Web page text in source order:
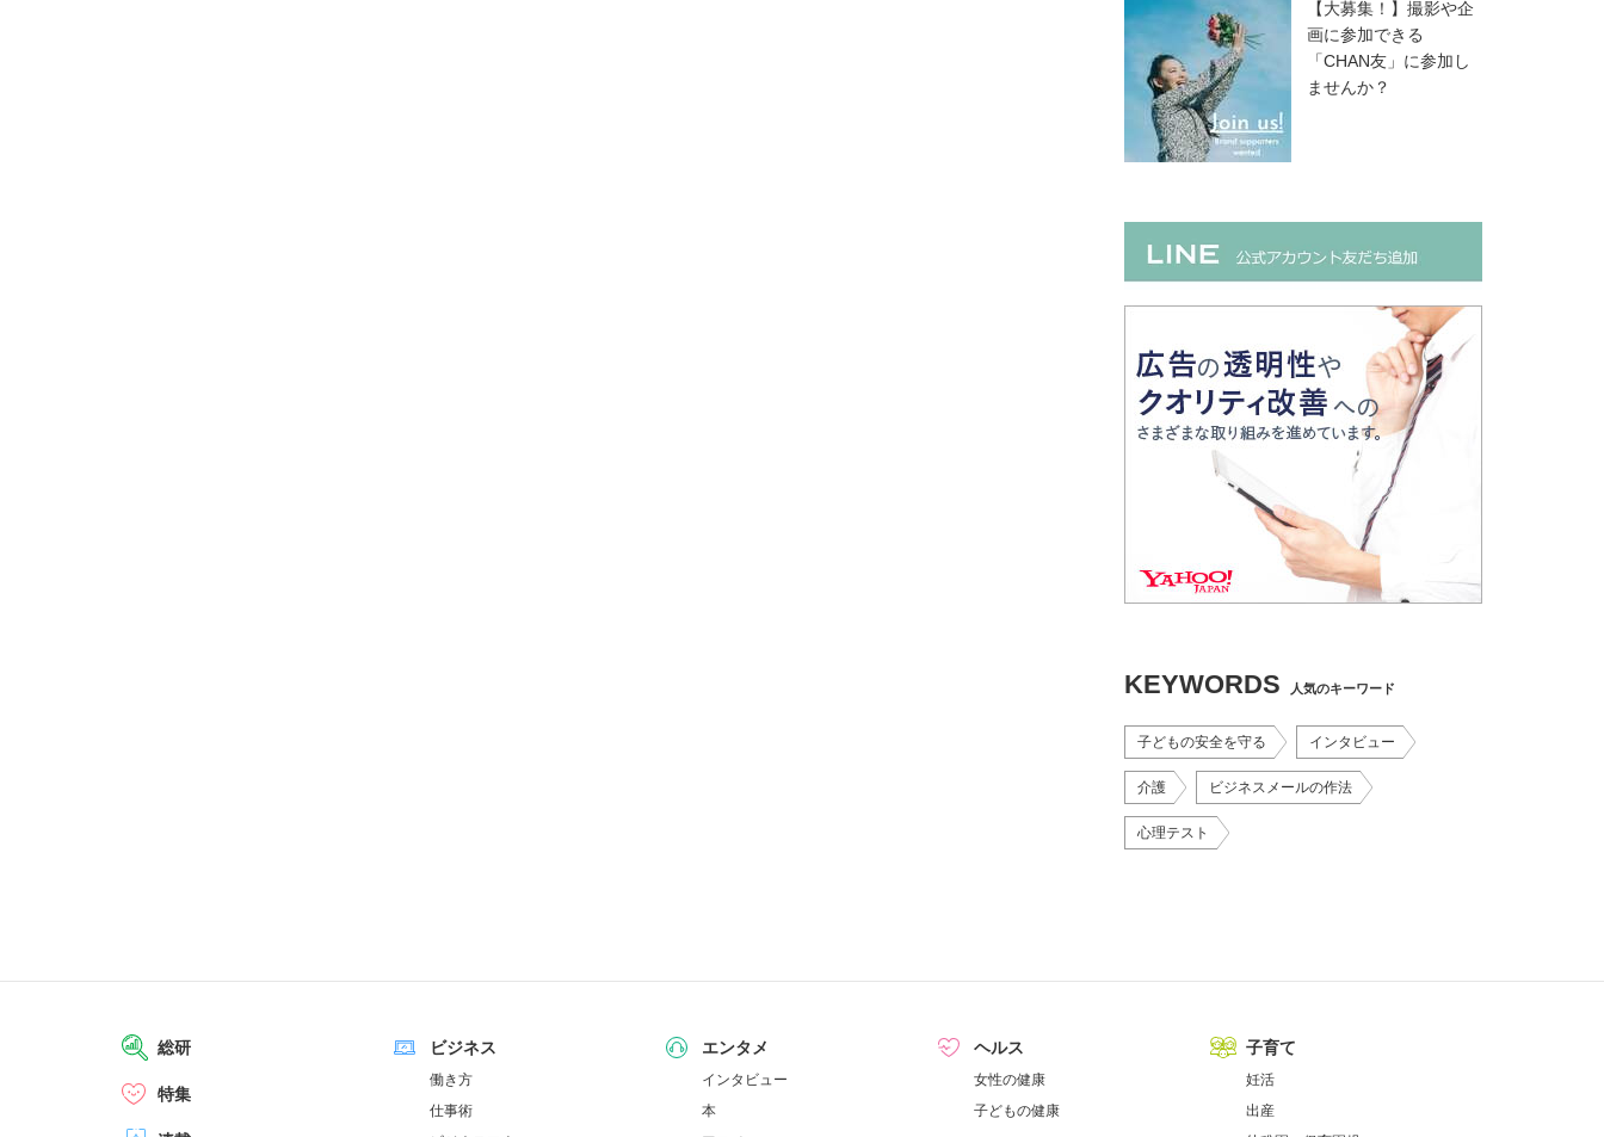
【大募集！】撮影や企
画に参加できる
「CHAN友」に参加し
ませんか？
KEYWORDS 人気のキーワード
子どもの安全を守る インタビュー
介護 ビジネスメールの作法
心理テスト
総研
特集
ビジネス
働き方
仕事術
エンタメ
インタビュー
本
ヘルス
女性の健康
子どもの健康
子育て
妊活
出産